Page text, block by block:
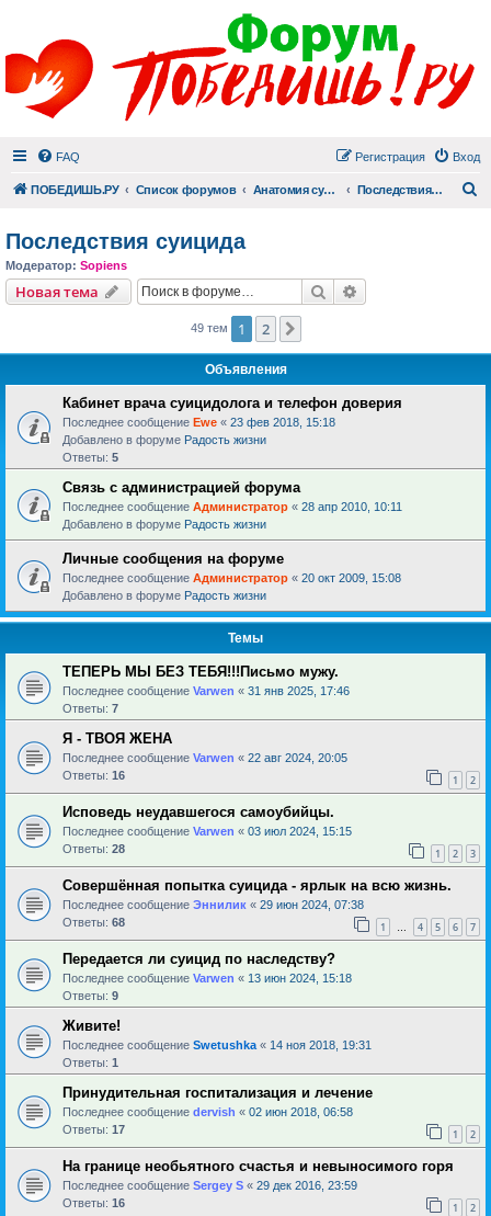
FAQ Вход
Регистрация
ПОБЕДИШЬ.РУ Список форумов Анатомия суицида Последствия суицида
Последствия суицида
Модератор: Sopiens
Новая тема Поиск
49 тем 1 2
Объявления
Кабинет врача суицидолога и телефон доверия
Последнее сообщение Ewe « 23 фев 2018, 15:18
Добавлено в форуме Радость жизни
Ответы: 5
Связь с администрацией форума
Последнее сообщение Администратор « 28 апр 2010, 10:11
Добавлено в форуме Радость жизни
Личные сообщения на форуме
Последнее сообщение Администратор « 20 окт 2009, 15:08
Добавлено в форуме Радость жизни
Темы
ТЕПЕРЬ МЫ БЕЗ ТЕБЯ!!!Письмо мужу.
Последнее сообщение Varwen « 31 янв 2025, 17:46
Ответы: 7
Я - ТВОЯ ЖЕНА
Последнее сообщение Varwen « 22 авг 2024, 20:05
Ответы: 16 1 2
Исповедь неудавшегося самоубийцы.
Последнее сообщение Varwen « 03 июл 2024, 15:15
Ответы: 28 1 2 3
Совершённая попытка суицида - ярлык на всю жизнь.
Последнее сообщение Эннилик « 29 июн 2024, 07:38
Ответы: 68 1 … 4 5 6 7
Передается ли суицид по наследству?
Последнее сообщение Varwen « 13 июн 2024, 15:18
Ответы: 9
Живите!
Последнее сообщение Swetushka « 14 ноя 2018, 19:31
Ответы: 1
Принудительная госпитализация и лечение
Последнее сообщение dervish « 02 июн 2018, 06:58
Ответы: 17 1 2
На границе необьятного счастья и невыносимого горя
Последнее сообщение Sergey S « 29 дек 2016, 23:59
Ответы: 16 1 2